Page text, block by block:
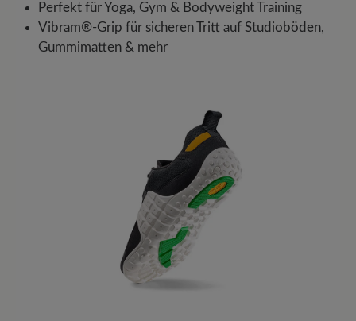
Perfekt für Yoga, Gym & Bodyweight Training
Vibram®-Grip für sicheren Tritt auf Studioböden,
Gummimatten & mehr